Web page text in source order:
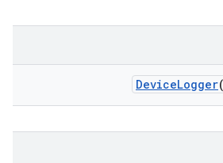
DeviceLogger(